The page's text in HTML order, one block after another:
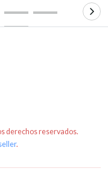
derechos reservados.
.